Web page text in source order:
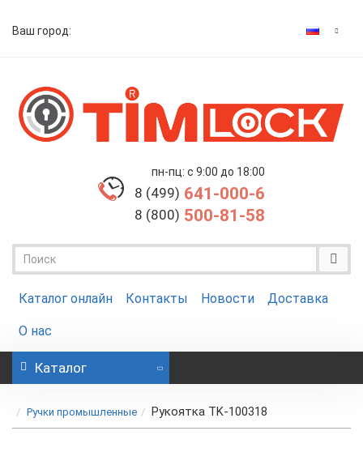
Ваш город:
пн-пц: с 9:00 до 18:00
8 (499) 641-000-6
8 (800) 500-81-58
Каталог онлайн Контакты Новости Доставка
О нас
Каталог
Ручки промышленные Рукоятка TK-100318